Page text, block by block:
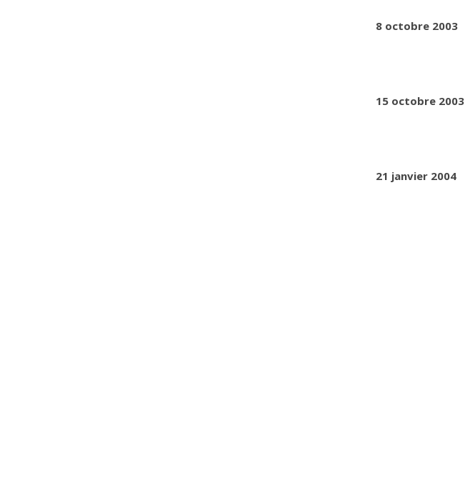
8 octobre 2003
15 octobre 2003
21 janvier 2004